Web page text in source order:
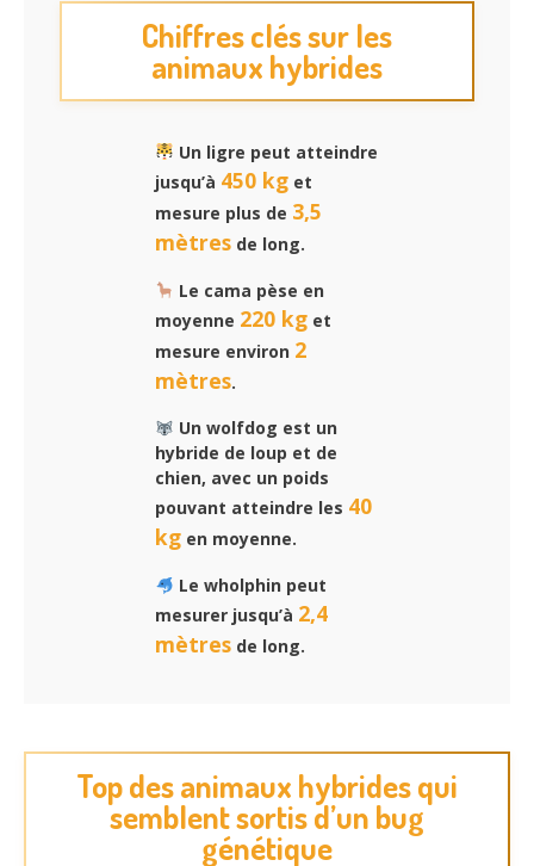
Chiffres clés sur les
animaux hybrides
Un ligre peut atteindre
jusqu’à 450 kg et
mesure plus de 3,5
mètres de long.
Le cama pèse en
moyenne 220 kg et
mesure environ 2
mètres.
Un wolfdog est un
hybride de loup et de
chien, avec un poids
pouvant atteindre les 40
kg en moyenne.
Le wholphin peut
mesurer jusqu’à 2,4
mètres de long.
Top des animaux hybrides qui
semblent sortis d’un bug
génétique